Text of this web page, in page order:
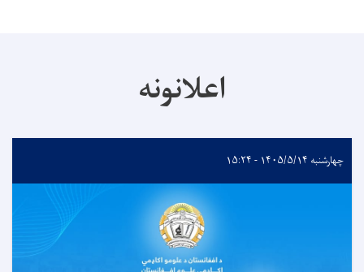
اعلانونه
چهارشنبه ۱۴۰۵/۵/۱۴ - ۱۵:۲۴